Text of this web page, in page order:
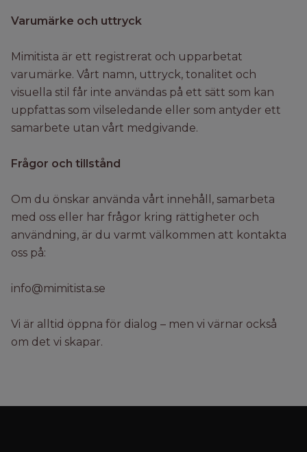
Varumärke och uttryck
Mimitista är ett registrerat och upparbetat
varumärke. Vårt namn, uttryck, tonalitet och
visuella stil får inte användas på ett sätt som kan
uppfattas som vilseledande eller som antyder ett
samarbete utan vårt medgivande.
Frågor och tillstånd
Om du önskar använda vårt innehåll, samarbeta
med oss eller har frågor kring rättigheter och
användning, är du varmt välkommen att kontakta
oss på:
info@mimitista.se
Vi är alltid öppna för dialog – men vi värnar också
om det vi skapar.